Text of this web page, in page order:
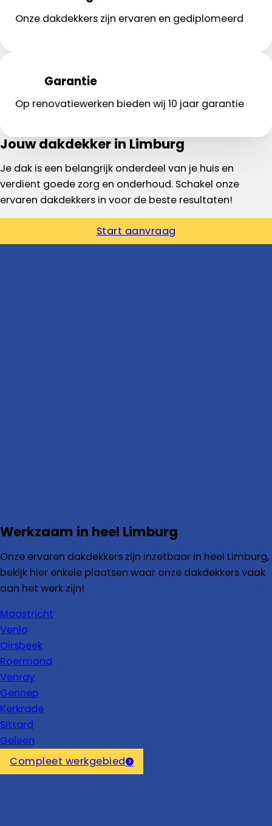
Onze dakdekkers zijn ervaren en gediplomeerd
Garantie
Op renovatiewerken bieden wij 10 jaar garantie
Jouw dakdekker in Limburg
Je dak is een belangrijk onderdeel van je huis en
verdient goede zorg en onderhoud. Schakel onze
ervaren dakdekkers in voor de beste resultaten!
Start aanvraag
Werkzaam in heel Limburg
Onze ervaren dakdekkers zijn inzetbaar in heel Limburg,
bekijk hier enkele plaatsen waar onze dakdekkers vaak
aan het werk zijn!
Maastricht
Venlo
Oirsbeek
Roermond
Venray
Gennep
Kerkrade
Sittard
Geleen
Compleet werkgebied